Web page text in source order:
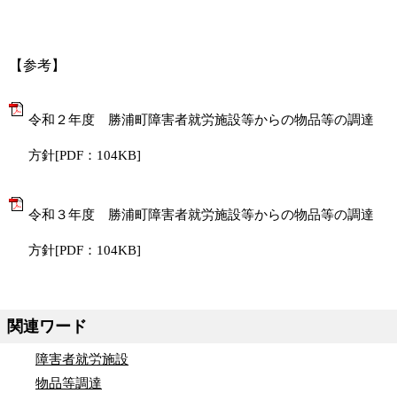
【参考】
令和２年度 勝浦町障害者就労施設等からの物品等の調達
方針[PDF：104KB]
令和３年度 勝浦町障害者就労施設等からの物品等の調達
方針[PDF：104KB]
関連ワード
障害者就労施設
物品等調達